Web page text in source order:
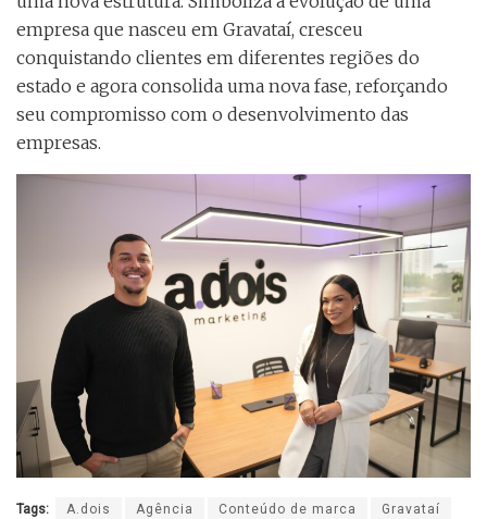
empresa que nasceu em Gravataí, cresceu
conquistando clientes em diferentes regiões do
estado e agora consolida uma nova fase, reforçando
seu compromisso com o desenvolvimento das
empresas.
Tags: A.dois Agência Conteúdo de marca Gravataí